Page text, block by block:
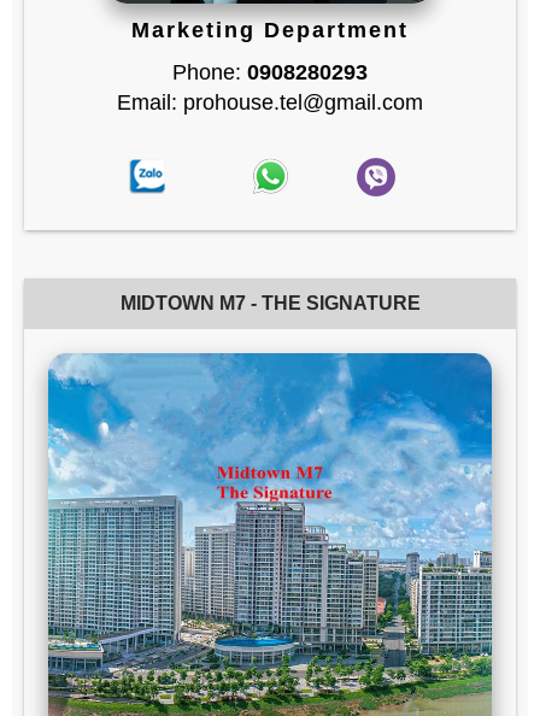
Marketing Department
Phone: 0908280293
Email: prohouse.tel@gmail.com
MIDTOWN M7 - THE SIGNATURE